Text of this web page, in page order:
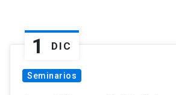
1 DIC
Seminarios